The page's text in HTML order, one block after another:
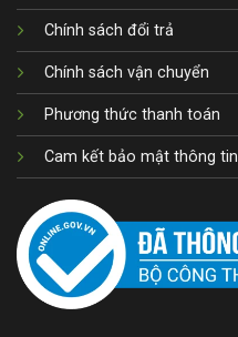
Chính sách đổi trả
Chính sách vận chuyển
Phương thức thanh toán
Cam kết bảo mật thông tin